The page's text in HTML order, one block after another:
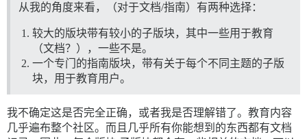
从我的角度来看，（对于文档/指南）有两种选择：
较大的版块带有较小的子版块，其中一些用于教育
（文档？），一些不是。
一个专门的指南版块，带有关于每个不同主题的子版
块，用于教育用户。
我不确定这是否完全正确，或者我是否理解错了。教育内容
几乎遍布整个社区。而且几乎所有你能想到的东西都有文档